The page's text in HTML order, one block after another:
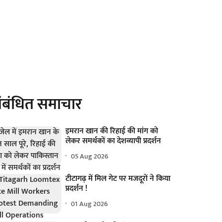
समाचार
इमरान खान की रिहाई की मांग को
लेकर समर्थकों का देशव्यापी प्रदर्शन
05 Aug 2026
टीटागढ़ में मिल गेट पर मजदूरों ने किया
प्रदर्शन !
01 Aug 2026